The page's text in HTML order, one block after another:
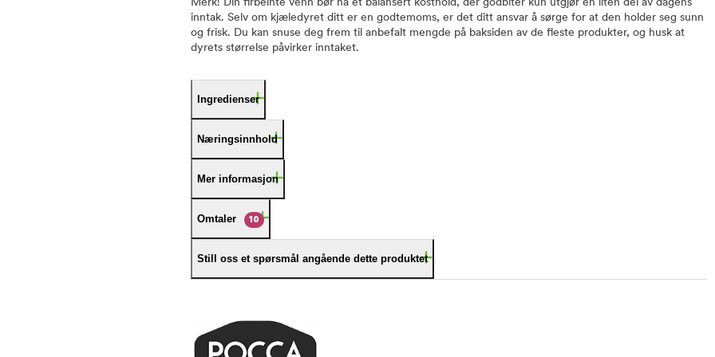
Merk! Din firbeinte venn bør ha et balansert kosthold, der godbiter kun utgjør en liten del av dagens
inntak. Selv om kjæledyret ditt er en godtemoms, er det ditt ansvar å sørge for at den holder seg sunn
og frisk. Du kan snuse deg frem til anbefalt mengde på baksiden av de fleste produkter, og husk at
dyrets størrelse påvirker inntaket.
Ingredienser
Næringsinnhold
Mer informasjon
Omtaler 10
Still oss et spørsmål angående dette produktet